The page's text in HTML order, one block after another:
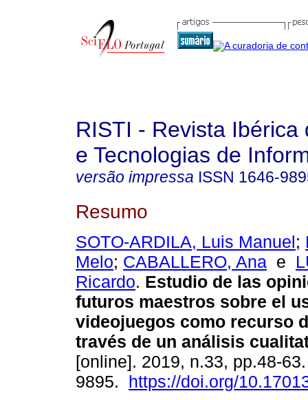
RISTI - Revista Ibérica
e Tecnologias de
versão impressa ISSN 1646-
Resumo
SOTO-ARDILA, Luis Manuel;
Melo; CABALLERO, Ana e
Ricardo. Estudio de las
futuros maestros sobre el
videojuegos como recurso
través de un análisis
[online]. 2019, n.33, pp.48-
9895. https://doi.org/